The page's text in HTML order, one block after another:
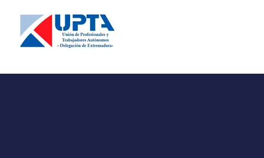
contenido